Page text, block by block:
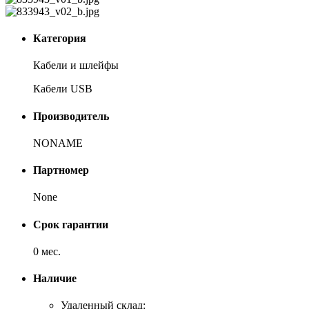
Категория
Кабели и шлейфы
Кабели USB
Производитель
NONAME
Партномер
None
Срок гарантии
0 мес.
Наличие
Удаленный склад: